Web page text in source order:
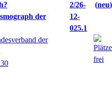
der
2/26-
12-
025.1
neu
der